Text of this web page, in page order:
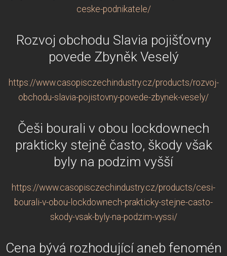
ceske-podnikatele/
Rozvoj obchodu Slavia pojišťovny
povede Zbyněk Veselý
https://www.casopisczechindustry.cz/products/rozvoj-
obchodu-slavia-pojistovny-povede-zbynek-vesely/
Češi bourali v obou lockdownech
prakticky stejně často, škody však
byly na podzim vyšší
https://www.casopisczechindustry.cz/products/cesi-
bourali-v-obou-lockdownech-prakticky-stejne-casto-
skody-vsak-byly-na-podzim-vyssi/
Cena bývá rozhodující aneb fenomén